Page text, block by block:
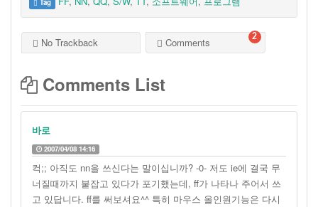
Tag
No Trackback Comments 2
Comments List
바로
2007/04/08 14:16
컥;; 아직도 nn을 쓰신다는 말이십니까? -0- 저도 ie에 결국 무
너질때까지 붙잡고 있다가 포기했는데, ff가 나타나 주어서 쓰
고 있답니다. ff를 써보셔요^^ 특히 마우스 올인원기능은 다시